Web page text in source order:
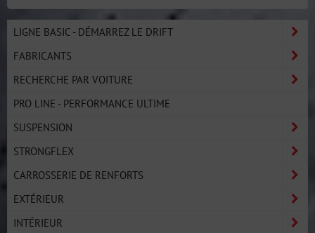
LIGNE BASIC - DÉMARREZ LE DRIFT
FABRICANTS
RECHERCHE PAR VOITURE
PRO LINE - PERFORMANCE ULTIME
SUSPENSION
STRONGFLEX
CARROSSERIE DE RENFORTS
EXTÉRIEUR
INTÉRIEUR